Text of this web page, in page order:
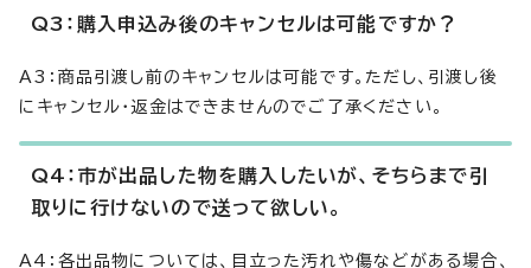
Q3：購入申込み後のキャンセルは可能ですか？
A3：商品引渡し前のキャンセルは可能です。ただし、引渡し後
にキャンセル・返金はできませんのでご了承ください。
Q4：市が出品した物を購入したいが、そちらまで引
取りに行けないので送って欲しい。
A4：各出品物については、目立った汚れや傷などがある場合、